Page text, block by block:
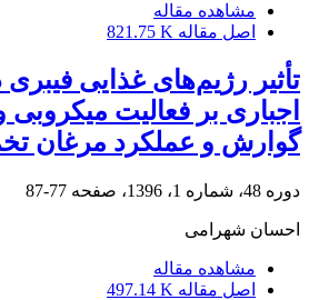
مشاهده مقاله
اصل مقاله 821.75 K
تأثیر رژیم‌های غذایی
اجباری بر فعالیت
گوارش و عملکرد مرغان
دوره 48، شماره 1، 1396، صفحه 77-87
احسان شهرامی
مشاهده مقاله
اصل مقاله 497.14 K